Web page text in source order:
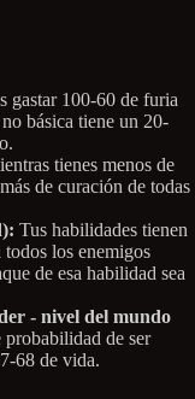
gastar 100-60 de furia
básica tiene un 20-
tienes menos de
de curación de todas
Tus habilidades tienen
los enemigos
de esa habilidad sea
- nivel del mundo
de ser
68 de vida.